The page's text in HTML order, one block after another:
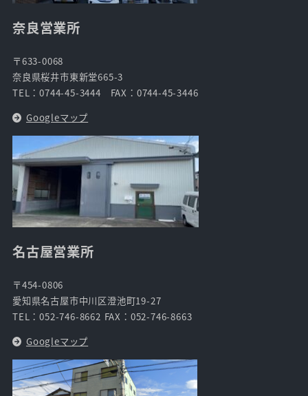
奈良営業所
〒633-0068
奈良県桜井市東新堂665-3
TEL：0744-45-3444 FAX：0744-45-3446
Googleマップ
名古屋営業所
〒454-0806
愛知県名古屋市中川区澄池町19-27
TEL：052-746-8662 FAX：052-746-8663
Googleマップ